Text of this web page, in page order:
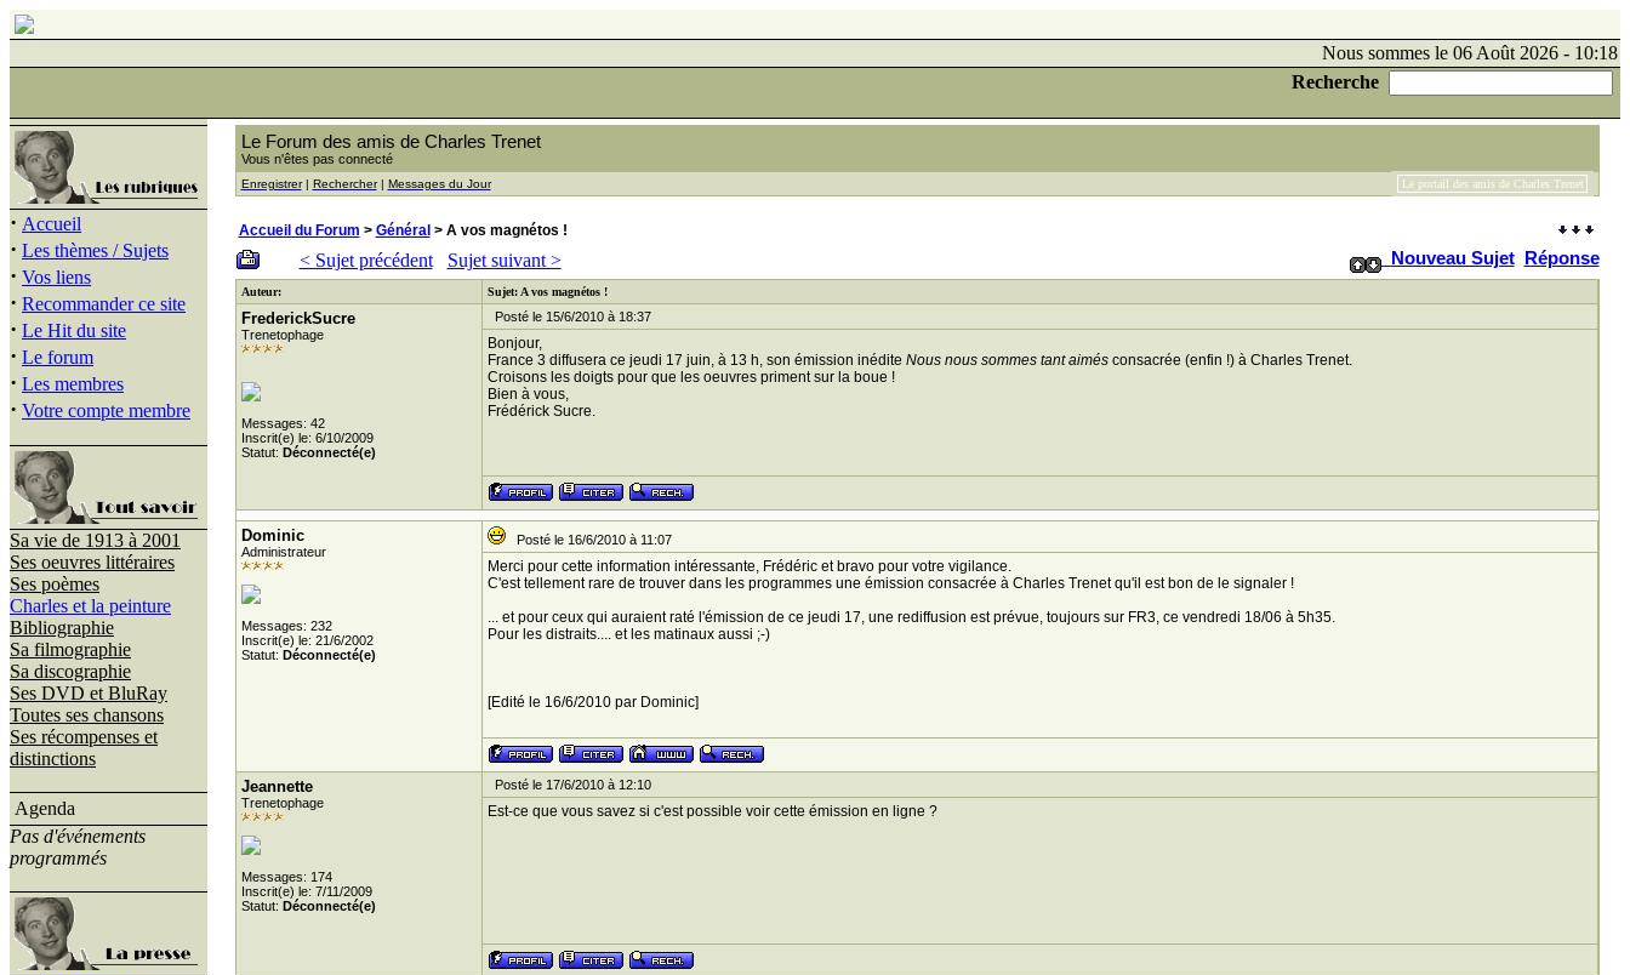
Nous sommes le 06 Août 2026 - 10:18
Recherche
· Accueil
· Les thèmes / Sujets
· Vos liens
· Recommander ce site
· Le Hit du site
· Le forum
· Les membres
· Votre compte membre
Sa vie de 1913 à 2001
Ses oeuvres littéraires
Ses poèmes
Charles et la peinture
Bibliographie
Sa filmographie
Sa discographie
Ses DVD et BluRay
Toutes ses chansons
Ses récompenses et
distinctions
Agenda
Pas d'événements
programmés
Le Forum des amis de Charles Trenet
Vous n'êtes pas connecté
Enregistrer| Rechercher| Messages du Jour Le portail des amis de Charles Trenet
Accueil du Forum > Général > A vos magnétos !
< Sujet précédent Sujet suivant > Nouveau Sujet Réponse
Auteur: Sujet: A vos magnétos !
FrederickSucre
Trenetophage
Messages: 42
Inscrit(e) le: 6/10/2009
Statut: Déconnecté(e)
Posté le 15/6/2010 à 18:37
Bonjour,
France 3 diffusera ce jeudi 17 juin, à 13 h, son émission inédite Nous nous sommes tant aimésconsacrée (enfin !) à Charles Trenet.
Croisons les doigts pour que les oeuvres priment sur la boue !
Bien à vous,
Frédérick Sucre.
Dominic
Administrateur
Messages: 232
Inscrit(e) le: 21/6/2002
Statut: Déconnecté(e)
Posté le 16/6/2010 à 11:07
Merci pour cette information intéressante, Frédéric et bravo pour votre vigilance.
C'est tellement rare de trouver dans les programmes une émission consacrée à Charles Trenet qu'il est bon de le signaler !
... et pour ceux qui auraient raté l'émission de ce jeudi 17, une rediffusion est prévue, toujours sur FR3, ce vendredi 18/06 à 5h35.
Pour les distraits.... et les matinaux aussi ;-)
[Edité le 16/6/2010 par Dominic]
Jeannette
Trenetophage
Messages: 174
Inscrit(e) le: 7/11/2009
Statut: Déconnecté(e)
Posté le 17/6/2010 à 12:10
Est-ce que vous savez si c'est possible voir cette émission en ligne ?